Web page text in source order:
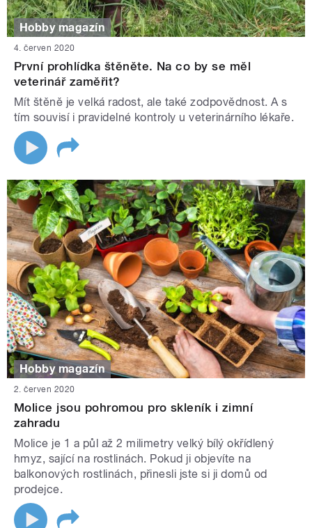
Hobby magazín
4. červen 2020
První prohlídka štěněte. Na co by se měl
veterinář zaměřit?
Mít štěně je velká radost, ale také zodpovědnost. A s
tím souvisí i pravidelné kontroly u veterinárního lékaře.
Hobby magazín
2. červen 2020
Molice jsou pohromou pro skleník i zimní
zahradu
Molice je 1 a půl až 2 milimetry velký bílý okřídlený
hmyz, sající na rostlinách. Pokud ji objevíte na
balkonových rostlinách, přinesli jste si ji domů od
prodejce.